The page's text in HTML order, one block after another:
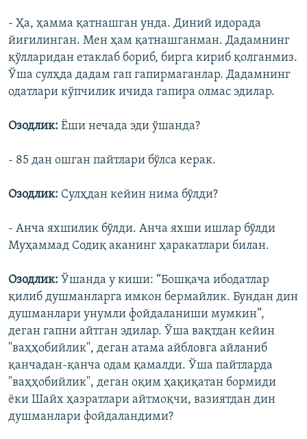
- Ҳа, ҳамма қатнашган унда. Диний идорада
йиғилинган. Мен ҳам қатнашганман. Дадамнинг
қўлларидан етаклаб бориб, бирга кириб қолганмиз.
Ўша сулҳда дадам гап гапирмаганлар. Дадамнинг
одатлари кўпчилик ичида гапира олмас эдилар.
Озодлик: Ëши нечада эди ўшанда?
- 85 дан ошган пайтлари бўлса керак.
Озодлик: Сулҳдан кейин нима бўлди?
- Анча яхшилик бўлди. Анча яхши ишлар бўлди
Муҳаммад Содиқ аканинг ҳаракатлари билан.
Озодлик: Ўшанда у киши: “Бошқача ибодатлар
қилиб душманларга имкон бермайлик. Бундан дин
душманлари унумли фойдаланиши мумкин”,
деган гапни айтган эдилар. Ўша вақтдан кейин
"ваҳҳобийлик", деган атама айбловга айланиб
қанчадан-қанча одам қамалди. Ўша пайтларда
"ваҳҳобийлик", деган оқим ҳақиқатан бормиди
ëки Шайх ҳазратлари айтмоқчи, вазиятдан дин
душманлари фойдаландими?